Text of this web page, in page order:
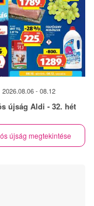
2026.08.06 - 08.12
újság Aldi - 32. hét
újság megtekintése